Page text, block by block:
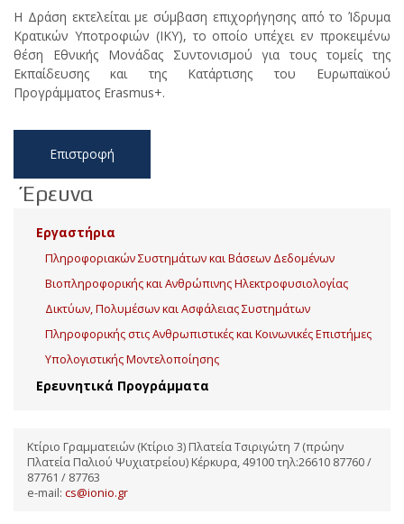
Η Δράση εκτελείται με σύμβαση επιχορήγησης από το Ίδρυμα
Κρατικών Υποτροφιών (ΙΚΥ), το οποίο υπέχει εν προκειμένω
θέση Εθνικής Μονάδας Συντονισμού για τους τομείς της
Εκπαίδευσης και της Κατάρτισης του Ευρωπαϊκού
Προγράμματος Erasmus+.
Επιστροφή
Έρευνα
Εργαστήρια
Πληροφοριακών Συστημάτων και Βάσεων Δεδομένων
Βιοπληροφορικής και Ανθρώπινης Ηλεκτροφυσιολογίας
Δικτύων, Πολυμέσων και Ασφάλειας Συστημάτων
Πληροφορικής στις Ανθρωπιστικές και Κοινωνικές Επιστήμες
Υπολογιστικής Μοντελοποίησης
Ερευνητικά Προγράμματα
Κτίριο Γραμματειών (Κτίριο 3) Πλατεία Τσιριγώτη 7 (πρώην
Πλατεία Παλιού Ψυχιατρείου) Κέρκυρα, 49100 τηλ:26610 87760 /
87761 / 87763
e-mail: cs@ionio.gr